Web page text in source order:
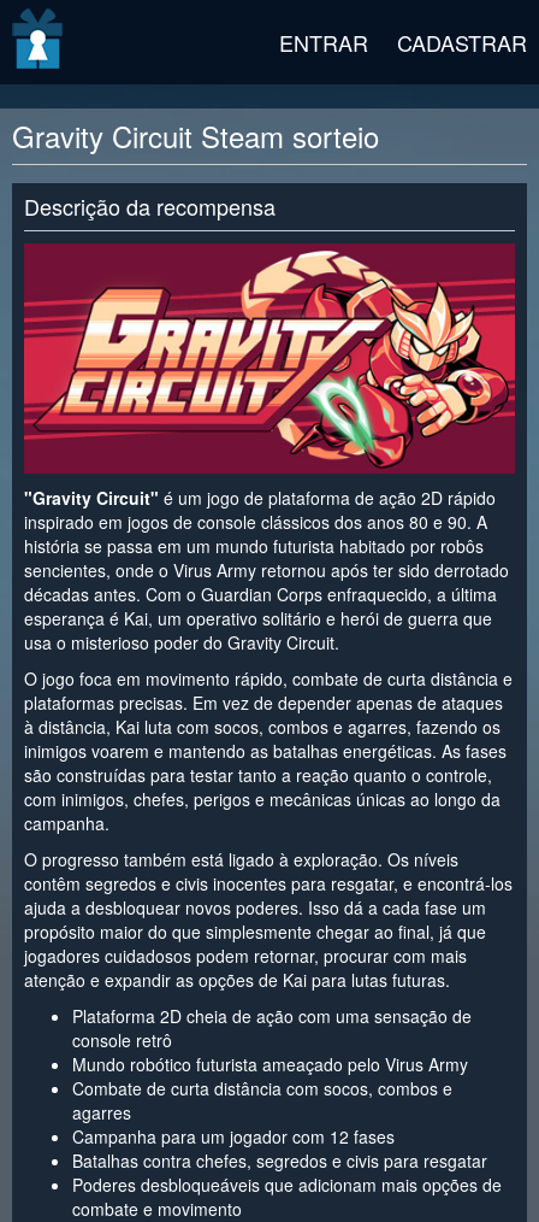
ENTRAR CADASTRAR
Gravity Circuit Steam sorteio
Descrição da recompensa
"Gravity Circuit" é um jogo de plataforma de ação 2D rápido
inspirado em jogos de console clássicos dos anos 80 e 90. A
história se passa em um mundo futurista habitado por robôs
sencientes, onde o Virus Army retornou após ter sido derrotado
décadas antes. Com o Guardian Corps enfraquecido, a última
esperança é Kai, um operativo solitário e herói de guerra que
usa o misterioso poder do Gravity Circuit.
O jogo foca em movimento rápido, combate de curta distância e
plataformas precisas. Em vez de depender apenas de ataques
à distância, Kai luta com socos, combos e agarres, fazendo os
inimigos voarem e mantendo as batalhas energéticas. As fases
são construídas para testar tanto a reação quanto o controle,
com inimigos, chefes, perigos e mecânicas únicas ao longo da
campanha.
O progresso também está ligado à exploração. Os níveis
contêm segredos e civis inocentes para resgatar, e encontrá-los
ajuda a desbloquear novos poderes. Isso dá a cada fase um
propósito maior do que simplesmente chegar ao final, já que
jogadores cuidadosos podem retornar, procurar com mais
atenção e expandir as opções de Kai para lutas futuras.
Plataforma 2D cheia de ação com uma sensação de
console retrô
Mundo robótico futurista ameaçado pelo Virus Army
Combate de curta distância com socos, combos e
agarres
Campanha para um jogador com 12 fases
Batalhas contra chefes, segredos e civis para resgatar
Poderes desbloqueáveis que adicionam mais opções de
combate e movimento